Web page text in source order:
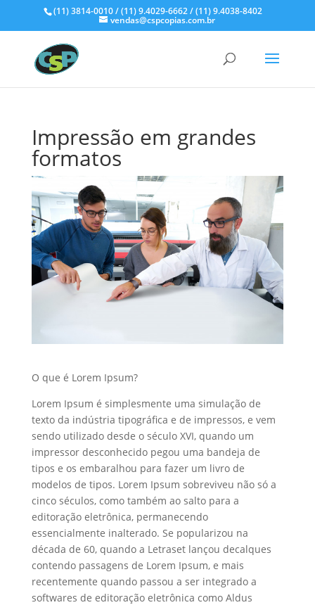
(11) 3814-0010 / (11) 9.4029-6662 / (11) 9.4038-8402
vendas@cspcopias.com.br
Impressão em grandes
formatos
O que é Lorem Ipsum?
Lorem Ipsum é simplesmente uma simulação de
texto da indústria tipográfica e de impressos, e vem
sendo utilizado desde o século XVI, quando um
impressor desconhecido pegou uma bandeja de
tipos e os embaralhou para fazer um livro de
modelos de tipos. Lorem Ipsum sobreviveu não só a
cinco séculos, como também ao salto para a
editoração eletrônica, permanecendo
essencialmente inalterado. Se popularizou na
década de 60, quando a Letraset lançou decalques
contendo passagens de Lorem Ipsum, e mais
recentemente quando passou a ser integrado a
softwares de editoração eletrônica como Aldus